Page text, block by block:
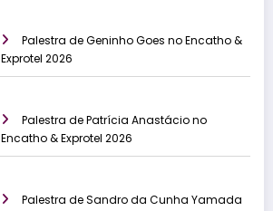
Palestra de Geninho Goes no Encatho &
Exprotel 2026
Palestra de Patrícia Anastácio no
Encatho & Exprotel 2026
Palestra de Sandro da Cunha Yamada